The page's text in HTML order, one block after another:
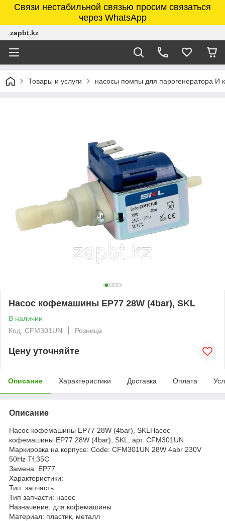
Связи нестабильной связью просим связаться
через WhatsApp
zapbt.kz
Товары и услуги насосы помпы для парогенератора И
Насос кофемашины EP77 28W (4bar), SKL
В наличии
Код: CFM301UN
Розница
Цену уточняйте
Описание Характеристики Доставка Оплата
Описание
Насос кофемашины EP77 28W (4bar), SKLНасос
кофемашины EP77 28W (4bar), SKL, арт. CFM301UN
Маркировка на корпусе: Code: CFM301UN 28W 4abr 230V
50Hz Tf.35C
Замена: EP77
Характеристики:
Тип: запчасть
Тип запчасти: насос
Назначение: для кофемашины
Материал: пластик, металл